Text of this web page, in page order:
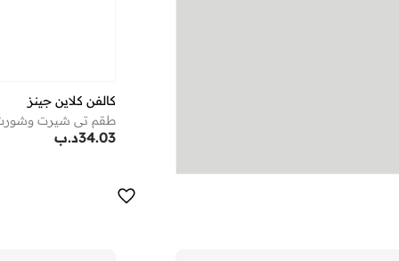
كالفن كلاين جينز
طقم تي شيرت وشورت
د.ب34.03